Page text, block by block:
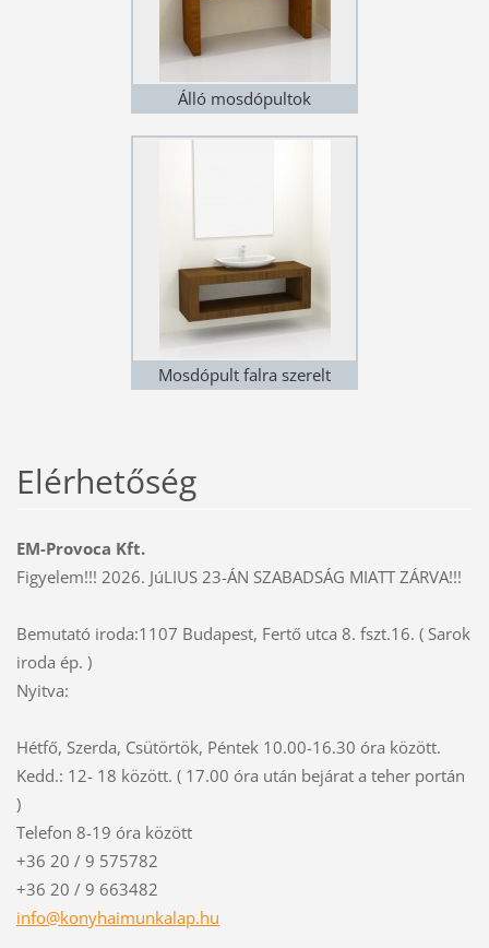
Álló mosdópultok
Mosdópult falra szerelt
Elérhetőség
EM-Provoca Kft.
Figyelem!!! 2026. JúLIUS 23-ÁN SZABADSÁG MIATT ZÁRVA!!!
Bemutató iroda:1107 Budapest, Fertő utca 8. fszt.16. ( Sarok
iroda ép. )
Nyitva:
Hétfő, Szerda, Csütörtök, Péntek 10.00-16.30 óra között.
Kedd.: 12- 18 között. ( 17.00 óra után bejárat a teher portán
)
Telefon 8-19 óra között
+36 20 / 9 575782
+36 20 / 9 663482
info@konyhaimunkalap.hu